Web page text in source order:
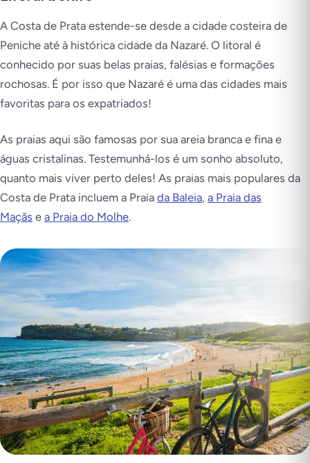
A Costa de Prata estende-se desde a cidade costeira de
Peniche até à histórica cidade da Nazaré. O litoral é
conhecido por suas belas praias, falésias e formações
rochosas. É por isso que Nazaré é uma das cidades mais
favoritas para os expatriados!
As praias aqui são famosas por sua areia branca e fina e
águas cristalinas. Testemunhá-los é um sonho absoluto,
quanto mais viver perto deles! As praias mais populares da
Costa de Prata incluem a Praia da Baleia, a Praia das
Maçãs e a Praia do Molhe.